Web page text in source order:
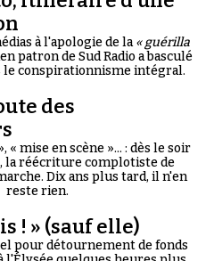
à l'apologie de la« guérilla
patron de Sud Radio a basculé
le conspirationnisme intégral.
des
« mise en scène »... : dès le soir
la réécriture complotiste de
Dix ans plus tard, il n'en
reste rien.
! » (sauf elle)
pour détournement de fonds